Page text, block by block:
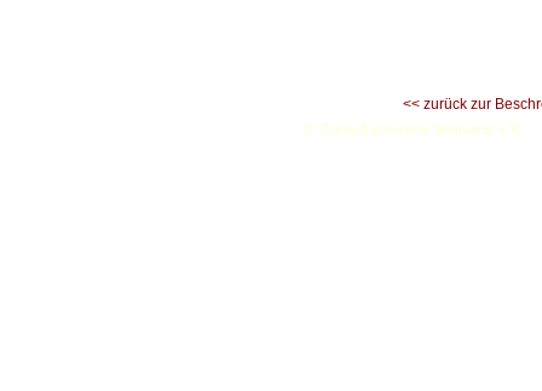
<< zurück zur
© Tierschutzverein Santorini e.V.